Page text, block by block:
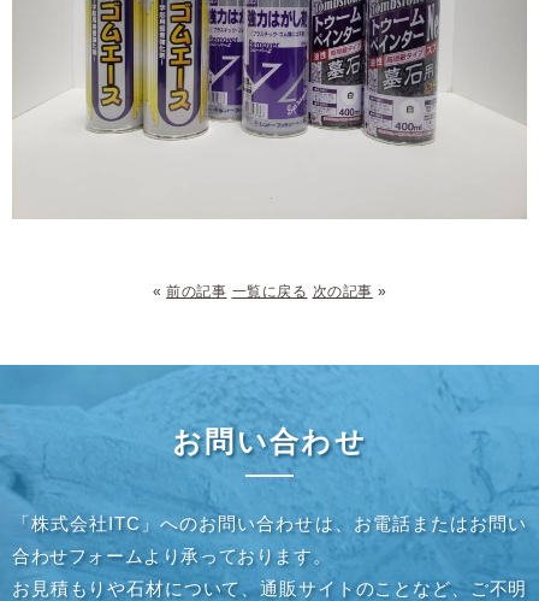
«前の記事 一覧に戻る 次の記事 »
お問い合わせ
「株式会社ITC」へのお問い合わせは、お電話またはお問い
合わせフォームより承っております。
お見積もりや石材について、通販サイトのことなど、ご不明